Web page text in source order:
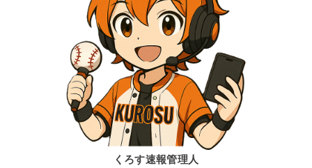
くろす速報管理人